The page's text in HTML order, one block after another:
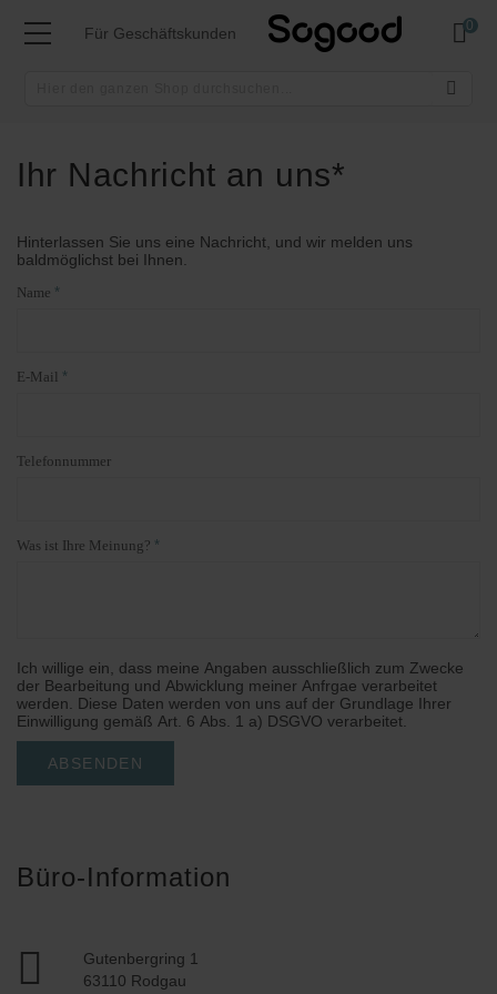
Für Geschäftskunden
Ihr Nachricht an uns*
Hinterlassen Sie uns eine Nachricht, und wir melden uns
baldmöglichst bei Ihnen.
Name
E-Mail
Telefonnummer
Was ist Ihre Meinung?
Ich willige ein, dass meine Angaben ausschließlich zum Zwecke
der Bearbeitung und Abwicklung meiner Anfrgae verarbeitet
werden. Diese Daten werden von uns auf der Grundlage Ihrer
Einwilligung gemäß Art. 6 Abs. 1 a) DSGVO verarbeitet.
ABSENDEN
Büro-Information
Gutenbergring 1
63110 Rodgau